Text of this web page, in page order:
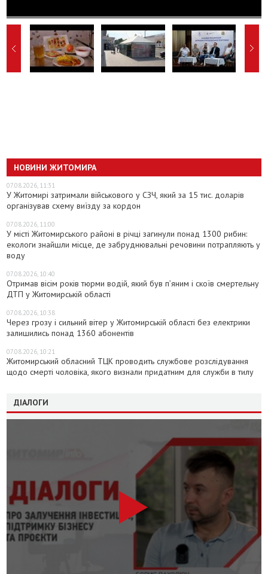
НОВИНИ ЖИТОМИРА
07.08.2026, 11:31
У Житомирі затримали військового у СЗЧ, який за 15 тис. доларів
організував схему виїзду за кордон
07.08.2026, 11:00
У місті Житомирського районі в річці загинули понад 1300 рибин:
екологи знайшли місце, де забруднювальні речовини потрапляють у
воду
07.08.2026, 10:40
Отримав вісім років тюрми водій, який був п’яним і скоїв смертельну
ДТП у Житомирській області
07.08.2026, 10:38
Через грозу і сильний вітер у Житомирській області без електрики
залишились понад 1360 абонентів
07.08.2026, 10:21
Житомирський обласний ТЦК проводить службове розслідування
щодо смерті чоловіка, якого визнали придатним для служби в тилу
ДІАЛОГИ